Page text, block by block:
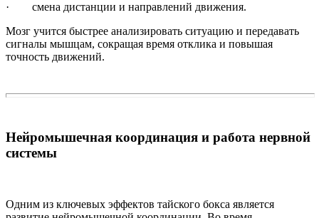
· смена дистанции и направлений движения.
Мозг учится быстрее анализировать ситуацию и передавать
сигналы мышцам, сокращая время отклика и повышая
точность движений.
Нейромышечная координация и работа нервной
системы
Одним из ключевых эффектов тайского бокса является